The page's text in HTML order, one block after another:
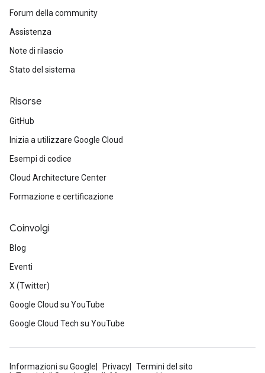
Forum della community
Assistenza
Note di rilascio
Stato del sistema
Risorse
GitHub
Inizia a utilizzare Google Cloud
Esempi di codice
Cloud Architecture Center
Formazione e certificazione
Coinvolgi
Blog
Eventi
X (Twitter)
Google Cloud su YouTube
Google Cloud Tech su YouTube
Informazioni su Google Privacy
Termini del sito